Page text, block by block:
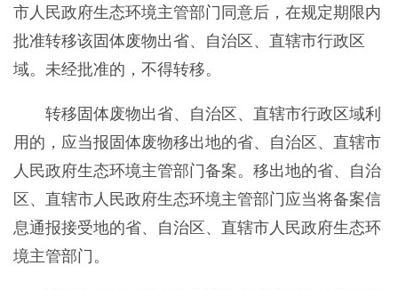
市人民政府生态环境主管部门同意后，在规定期限内
批准转移该固体废物出省、自治区、直辖市行政区
域。未经批准的，不得转移。
转移固体废物出省、自治区、直辖市行政区域利
用的，应当报固体废物移出地的省、自治区、直辖市
人民政府生态环境主管部门备案。移出地的省、自治
区、直辖市人民政府生态环境主管部门应当将备案信
息通报接受地的省、自治区、直辖市人民政府生态环
境主管部门。